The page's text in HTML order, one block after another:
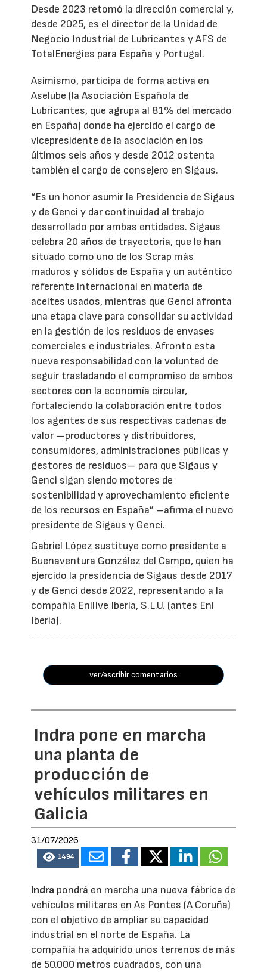
Desde 2023 retomó la dirección comercial y,
desde 2025, es el director de la Unidad de
Negocio Industrial de Lubricantes y AFS de
TotalEnergies para España y Portugal.
Asimismo, participa de forma activa en
Aselube (la Asociación Española de
Lubricantes, que agrupa al 81% del mercado
en España) donde ha ejercido el cargo de
vicepresidente de la asociación en los
últimos seis años y desde 2012 ostenta
también el cargo de consejero en Sigaus.
“Es un honor asumir la Presidencia de Sigaus
y de Genci y dar continuidad al trabajo
desarrollado por ambas entidades. Sigaus
celebra 20 años de trayectoria, que le han
situado como uno de los Scrap más
maduros y sólidos de España y un auténtico
referente internacional en materia de
aceites usados, mientras que Genci afronta
una etapa clave para consolidar su actividad
en la gestión de los residuos de envases
comerciales e industriales. Afronto esta
nueva responsabilidad con la voluntad de
seguir trasladando el compromiso de ambos
sectores con la economía circular,
fortaleciendo la colaboración entre todos
los agentes de sus respectivas cadenas de
valor —productores y distribuidores,
consumidores, administraciones públicas y
gestores de residuos— para que Sigaus y
Genci sigan siendo motores de
sostenibilidad y aprovechamiento eficiente
de los recursos en España” –afirma el nuevo
presidente de Sigaus y Genci.
Gabriel López sustituye como presidente a
Buenaventura González del Campo, quien ha
ejercido la presidencia de Sigaus desde 2017
y de Genci desde 2022, representando a la
compañía Enilive Iberia, S.L.U. (antes Eni
Iberia).
ver/escribir comentarios
Indra pone en marcha
una planta de
producción de
vehículos militares en
Galicia
31/07/2026
1494
Indra pondrá en marcha una nueva fábrica de
vehículos militares en As Pontes (A Coruña)
con el objetivo de ampliar su capacidad
industrial en el norte de España. La
compañía ha adquirido unos terrenos de más
de 50.000 metros cuadrados, con una